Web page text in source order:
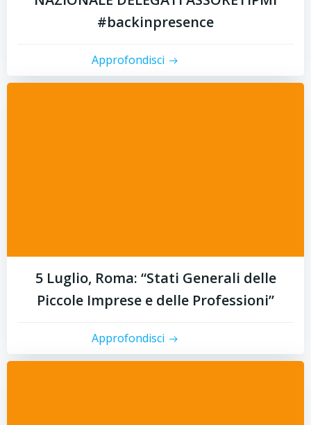
#backinpresence
Approfondisci
5 Luglio, Roma: “Stati Generali delle
Piccole Imprese e delle Professioni”
Approfondisci